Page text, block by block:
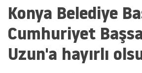
Konya Belediye
Cumhuriyet
Uzun'a hayırlı